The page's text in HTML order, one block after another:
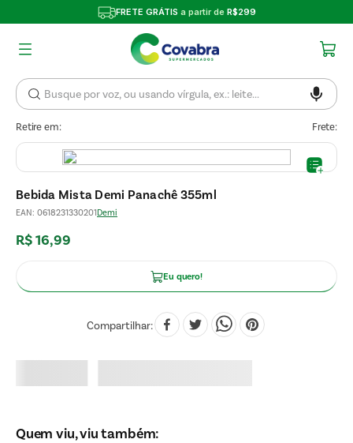
FRETE GRÁTIS a partir de R$299
Retire em: Frete:
Bebida Mista Demi Panachê 355ml
EAN: 0618231330201Demi
R$16,99
Eu quero!
Compartilhar
Quem viu, viu também: